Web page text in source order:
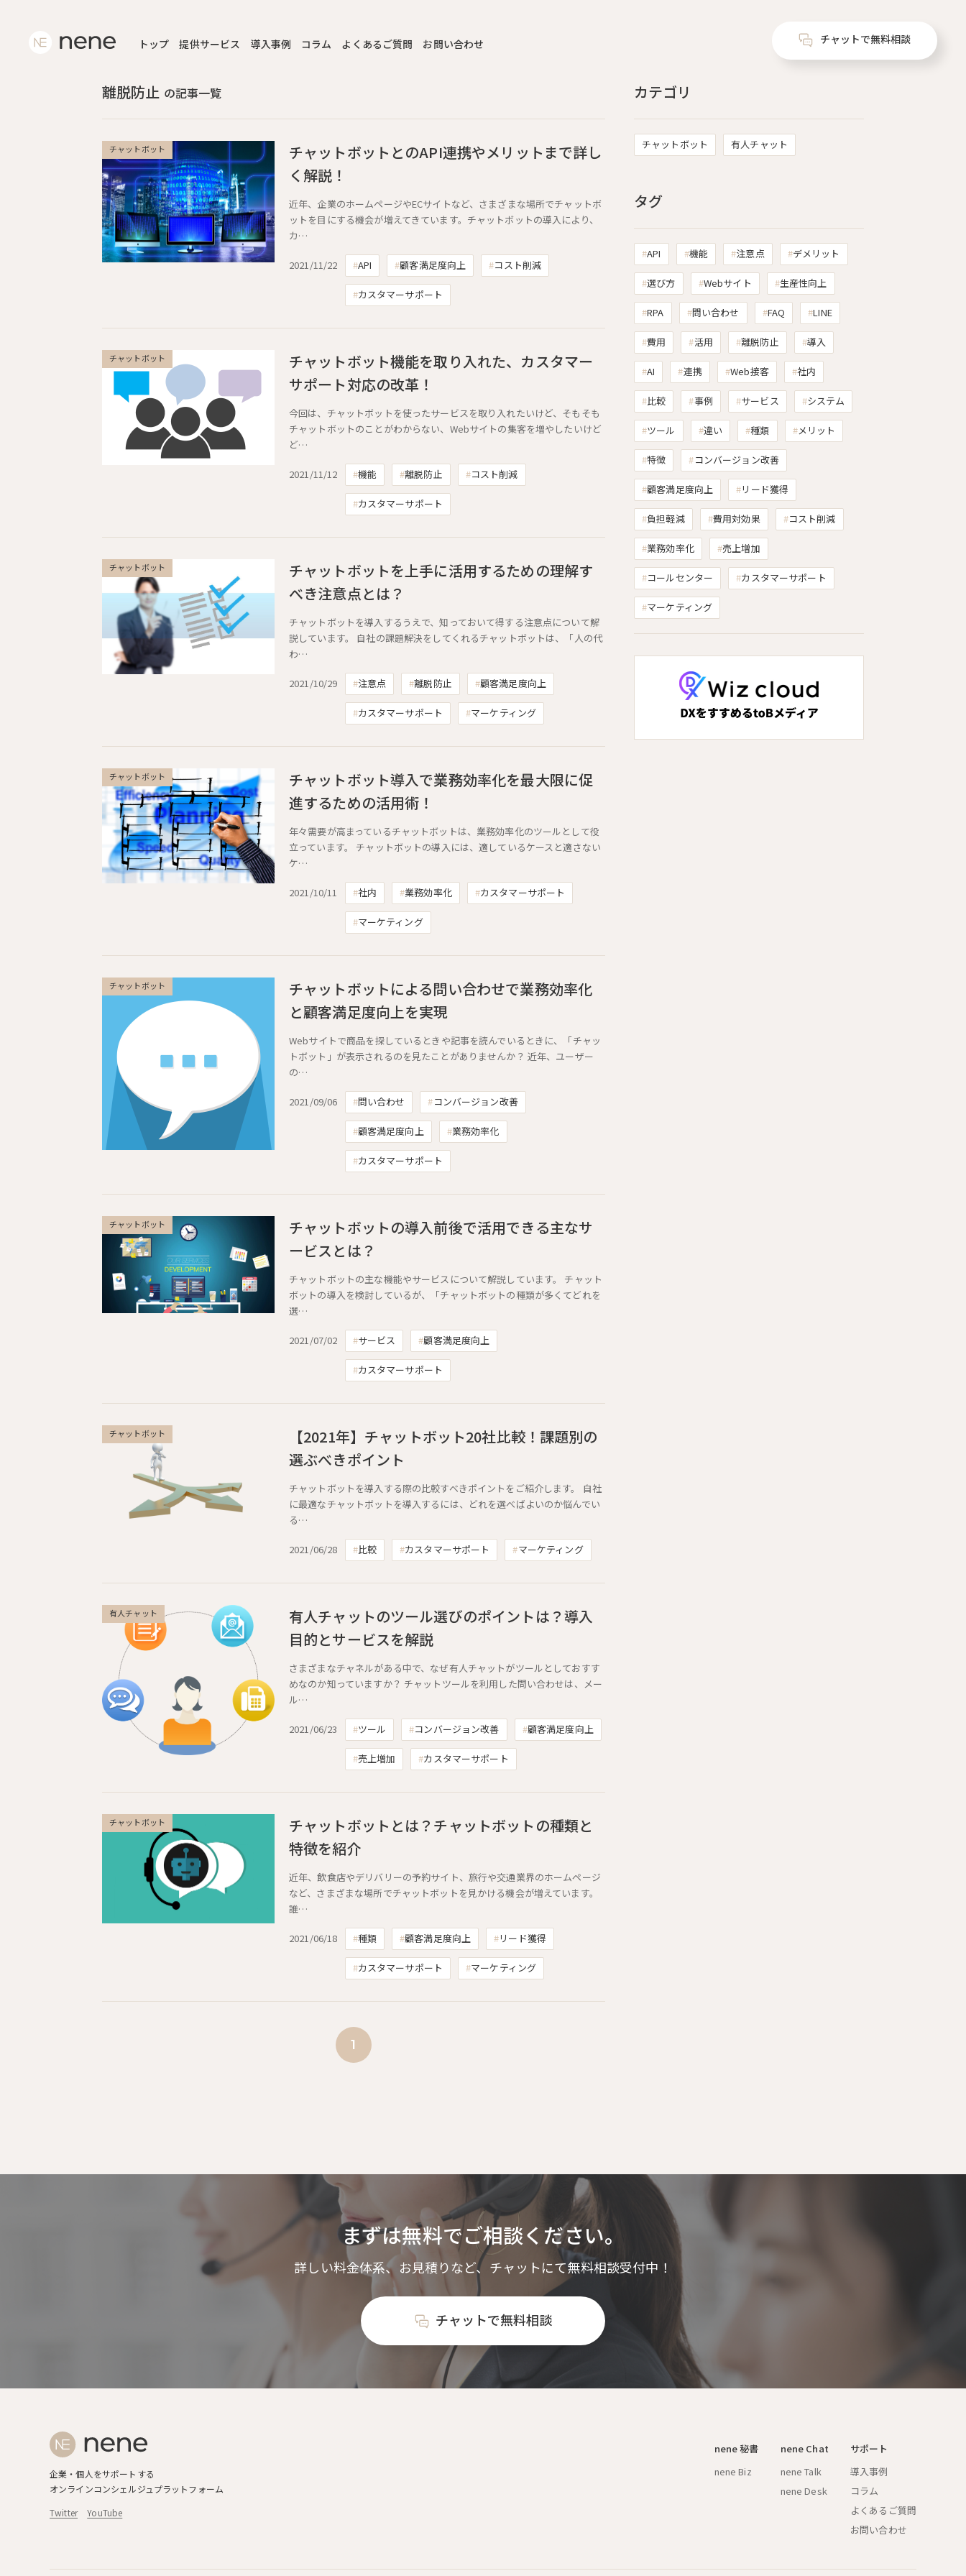
トップ 提供サービス 導入事例 コラム よくあるご質問 お問い合わせ チャットで無料相談
離脱防止 の記事一覧
チャットボット
チャットボットとのAPI連携やメリットまで詳し
く解説！
近年、企業のホームページやECサイトなど、さまざまな場所でチャットボ
ットを目にする機会が増えてきています。チャットボットの導入により、
カ…
2021/11/22 API 顧客満足度向上 コスト削減
カスタマーサポート
チャットボット
チャットボット機能を取り入れた、カスタマー
サポート対応の改革！
今回は、チャットボットを使ったサービスを取り入れたいけど、そもそも
チャットボットのことがわからない、Webサイトの集客を増やしたいけど
ど…
2021/11/12 機能 離脱防止 コスト削減
カスタマーサポート
チャットボット
チャットボットを上手に活用するための理解す
べき注意点とは？
チャットボットを導入するうえで、知っておいて得する注意点について解
説しています。 自社の課題解決をしてくれるチャットボットは、「人の代
わ…
2021/10/29 注意点 離脱防止 顧客満足度向上
カスタマーサポート マーケティング
チャットボット
チャットボット導入で業務効率化を最大限に促
進するための活用術！
年々需要が高まっているチャットボットは、業務効率化のツールとして役
立っています。 チャットボットの導入には、適しているケースと適さない
ケ…
2021/10/11 社内 業務効率化 カスタマーサポート
マーケティング
チャットボット
チャットボットによる問い合わせで業務効率化
と顧客満足度向上を実現
Webサイトで商品を探しているときや記事を読んでいるときに、「チャッ
トボット」が表示されるのを見たことがありませんか？ 近年、ユーザー
の…
2021/09/06 問い合わせ コンバージョン改善
顧客満足度向上 業務効率化
カスタマーサポート
チャットボット
チャットボットの導入前後で活用できる主なサ
ービスとは？
チャットボットの主な機能やサービスについて解説しています。 チャット
ボットの導入を検討しているが、「チャットボットの種類が多くてどれを
選…
2021/07/02 サービス 顧客満足度向上
カスタマーサポート
チャットボット
【2021年】チャットボット20社比較！課題別の
選ぶべきポイント
チャットボットを導入する際の比較すべきポイントをご紹介します。 自社
に最適なチャットボットを導入するには、どれを選べばよいのか悩んでい
る…
2021/06/28 比較 カスタマーサポート マーケティング
有人チャット
有人チャットのツール選びのポイントは？導入
目的とサービスを解説
さまざまなチャネルがある中で、なぜ有人チャットがツールとしておすす
めなのか知っていますか？ チャットツールを利用した問い合わせは、メー
ル…
2021/06/23 ツール コンバージョン改善 顧客満足度向上
売上増加 カスタマーサポート
チャットボット
チャットボットとは？チャットボットの種類と
特徴を紹介
近年、飲食店やデリバリーの予約サイト、旅行や交通業界のホームページ
など、さまざまな場所でチャットボットを見かける機会が増えています。
誰…
2021/06/18 種類 顧客満足度向上 リード獲得
カスタマーサポート マーケティング
1
カテゴリ
チャットボット 有人チャット
タグ
API 機能 注意点 デメリット
選び方 Webサイト 生産性向上
RPA 問い合わせ FAQ LINE
費用 活用 離脱防止 導入
AI 連携 Web接客 社内
比較 事例 サービス システム
ツール 違い 種類 メリット
特徴 コンバージョン改善
顧客満足度向上 リード獲得
負担軽減 費用対効果 コスト削減
業務効率化 売上増加
コールセンター カスタマーサポート
マーケティング
まずは無料でご相談ください。
詳しい料金体系、お見積りなど、 チャットにて無料相談受付中！
チャットで無料相談
企業・個人をサポートする
オンラインコンシェルジュプラットフォーム
Twitter
YouTube
nene 秘書
nene Biz
nene Chat
nene Talk
nene Desk
サポート
導入事例
コラム
よくあるご質問
お問い合わせ